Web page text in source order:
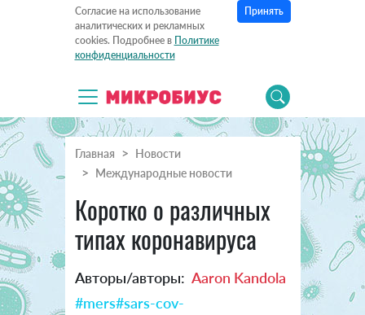
Согласие на использование
аналитических и рекламных
cookies. Подробнее в Политике
конфиденциальности
Принять
Главная
Новости
Международные новости
Коротко о различных
типах коронавируса
Авторы/авторы: Aaron Kandola
#mers#sars-cov-